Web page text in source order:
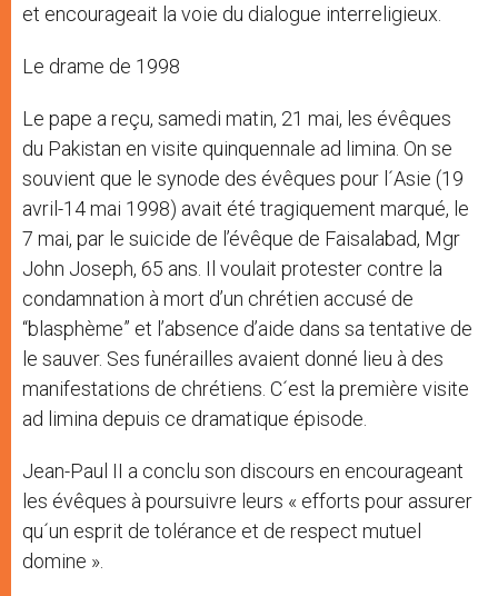
et encourageait la voie du dialogue interreligieux.
Le drame de 1998
Le pape a reçu, samedi matin, 21 mai, les évêques
du Pakistan en visite quinquennale ad limina. On se
souvient que le synode des évêques pour l´Asie (19
avril-14 mai 1998) avait été tragiquement marqué, le
7 mai, par le suicide de l’évêque de Faisalabad, Mgr
John Joseph, 65 ans. Il voulait protester contre la
condamnation à mort d’un chrétien accusé de
“blasphème” et l’absence d’aide dans sa tentative de
le sauver. Ses funérailles avaient donné lieu à des
manifestations de chrétiens. C´est la première visite
ad limina depuis ce dramatique épisode.
Jean-Paul II a conclu son discours en encourageant
les évêques à poursuivre leurs « efforts pour assurer
qu´un esprit de tolérance et de respect mutuel
domine ».